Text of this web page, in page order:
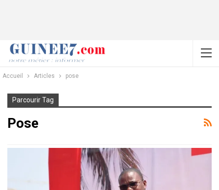
Accueil Articles pose
Parcourir Tag
Pose